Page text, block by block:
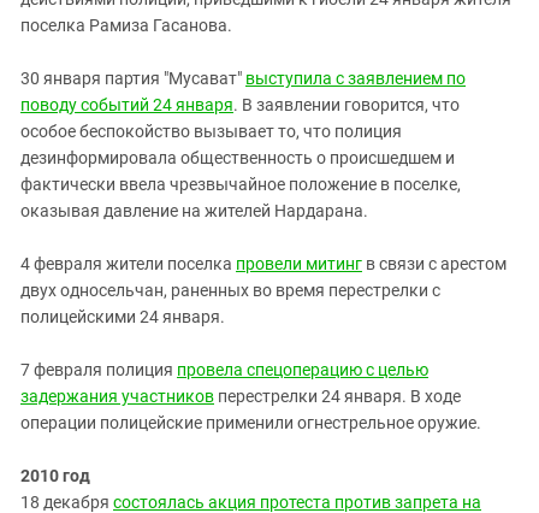
поселка Рамиза Гасанова.
30 января партия "Мусават" выступила с заявлением по
поводу событий 24 января. В заявлении говорится, что
особое беспокойство вызывает то, что полиция
дезинформировала общественность о происшедшем и
фактически ввела чрезвычайное положение в поселке,
оказывая давление на жителей Нардарана.
4 февраля жители поселка провели митинг в связи с арестом
двух односельчан, раненных во время перестрелки с
полицейскими 24 января.
7 февраля полиция провела спецоперацию с целью
задержания участников перестрелки 24 января. В ходе
операции полицейские применили огнестрельное оружие.
2010 год
18 декабря состоялась акция протеста против запрета на